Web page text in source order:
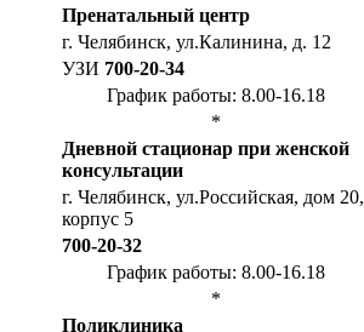
Пренатальный центр
г. Челябинск, ул.Калинина, д. 12
УЗИ 700-20-34
График работы: 8.00-16.18
*
Дневной стационар при женской
консультации
г. Челябинск, ул.Российская, дом 20,
корпус 5
700-20-32
График работы: 8.00-16.18
*
Поликлиника